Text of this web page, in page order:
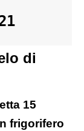
di
15
frigorifero